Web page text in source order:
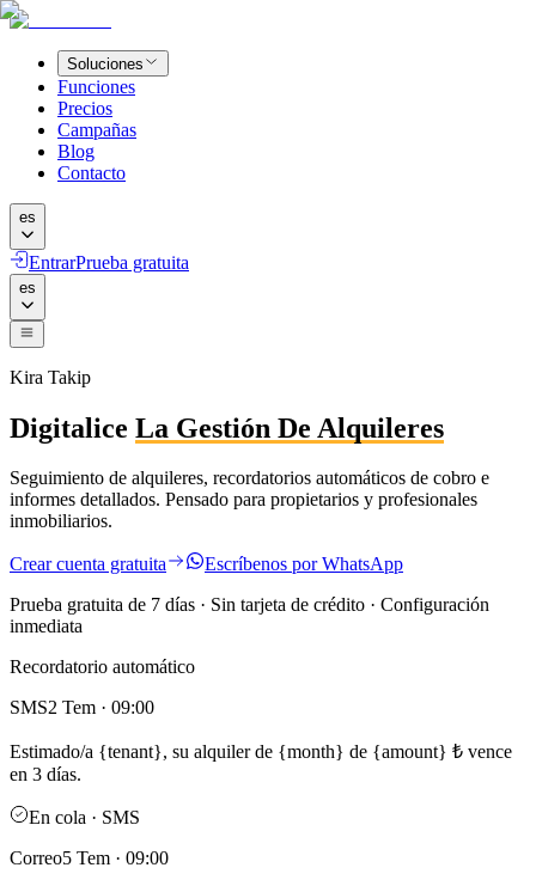
Soluciones
Funciones
Precios
Campañas
Blog
Contacto
es
EntrarPrueba gratuita
es
Kira Takip
Digitalice La Gestión De Alquileres
Seguimiento de alquileres, recordatorios automáticos de cobro e
informes detallados. Pensado para propietarios y profesionales
inmobiliarios.
Crear cuenta gratuita
Escríbenos por WhatsApp
Prueba gratuita de 7 días · Sin tarjeta de crédito · Configuración
inmediata
Recordatorio automático
SMS2 Tem · 09:00
Estimado/a {tenant}, su alquiler de {month} de {amount} ₺ vence
en 3 días.
En cola · SMS
Correo5 Tem · 09:00